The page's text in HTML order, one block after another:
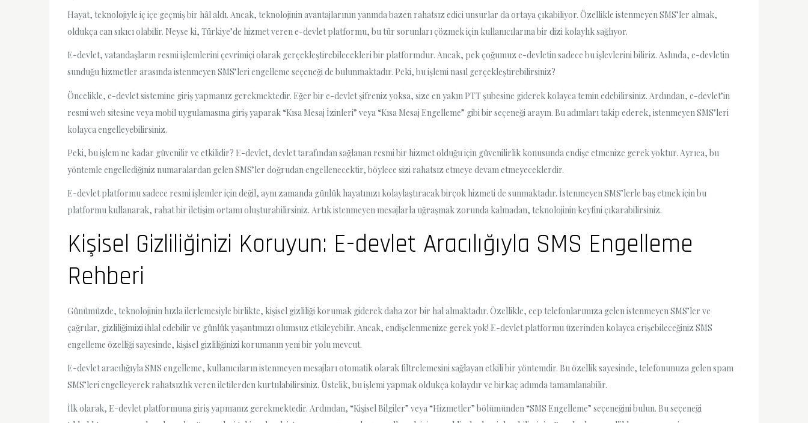
Hayat, teknolojiyle iç içe geçmiş bir hâl aldı. Ancak, teknolojinin avantajlarının yanında bazen rahatsız edici unsurlar da ortaya çıkabiliyor. Özellikle istenmeyen SMS’ler almak,
oldukça can sıkıcı olabilir. Neyse ki, Türkiye’de hizmet veren e-devlet platformu, bu tür sorunları çözmek için kullanıcılarına bir dizi kolaylık sağlıyor.
E-devlet, vatandaşların resmi işlemlerini çevrimiçi olarak gerçekleştirebilecekleri bir platformdur. Ancak, pek çoğumuz e-devletin sadece bu işlevlerini biliriz. Aslında, e-devletin
sunduğu hizmetler arasında istenmeyen SMS’leri engelleme seçeneği de bulunmaktadır. Peki, bu işlemi nasıl gerçekleştirebilirsiniz?
Öncelikle, e-devlet sistemine giriş yapmanız gerekmektedir. Eğer bir e-devlet şifreniz yoksa, size en yakın PTT şubesine giderek kolayca temin edebilirsiniz. Ardından, e-devlet’in
resmi web sitesine veya mobil uygulamasına giriş yaparak “Kısa Mesaj İzinleri” veya “Kısa Mesaj Engelleme” gibi bir seçeneği arayın. Bu adımları takip ederek, istenmeyen SMS’leri
kolayca engelleyebilirsiniz.
Peki, bu işlem ne kadar güvenilir ve etkilidir? E-devlet, devlet tarafından sağlanan resmi bir hizmet olduğu için güvenilirlik konusunda endişe etmenize gerek yoktur. Ayrıca, bu
yöntemle engellediğiniz numaralardan gelen SMS’ler doğrudan engellenecektir, böylece sizi rahatsız etmeye devam etmeyeceklerdir.
E-devlet platformu sadece resmi işlemler için değil, aynı zamanda günlük hayatınızı kolaylaştıracak birçok hizmeti de sunmaktadır. İstenmeyen SMS’lerle baş etmek için bu
platformu kullanarak, rahat bir iletişim ortamı oluşturabilirsiniz. Artık istenmeyen mesajlarla uğraşmak zorunda kalmadan, teknolojinin keyfini çıkarabilirsiniz.
Kişisel Gizliliğinizi Koruyun: E-devlet Aracılığıyla SMS Engelleme
Rehberi
Günümüzde, teknolojinin hızla ilerlemesiyle birlikte, kişisel gizliliği korumak giderek daha zor bir hal almaktadır. Özellikle, cep telefonlarımıza gelen istenmeyen SMS’ler ve
çağrılar, gizliliğimizi ihlal edebilir ve günlük yaşantımızı olumsuz etkileyebilir. Ancak, endişelenmenize gerek yok! E-devlet platformu üzerinden kolayca erişebileceğiniz SMS
engelleme özelliği sayesinde, kişisel gizliliğinizi korumanın yeni bir yolu mevcut.
E-devlet aracılığıyla SMS engelleme, kullanıcıların istenmeyen mesajları otomatik olarak filtrelemesini sağlayan etkili bir yöntemdir. Bu özellik sayesinde, telefonunuza gelen spam
SMS’leri engelleyerek rahatsızlık veren iletilerden kurtulabilirsiniz. Üstelik, bu işlemi yapmak oldukça kolaydır ve birkaç adımda tamamlanabilir.
İlk olarak, E-devlet platformuna giriş yapmanız gerekmektedir. Ardından, “Kişisel Bilgiler” veya “Hizmetler” bölümünden “SMS Engelleme” seçeneğini bulun. Bu seçeneği